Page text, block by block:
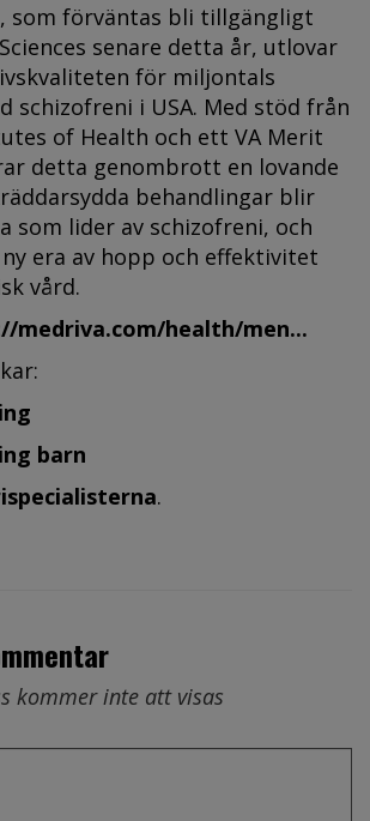
som förväntas bli tillgängligt
senare detta år, utlovar
för miljontals
schizofreni i USA. Med stöd från
of Health och ett VA Merit
detta genombrott en lovande
behandlingar blir
som lider av schizofreni, och
era av hopp och effektivitet
vård.
medriva.com/health/men...
barn
.
kommer inte att visas